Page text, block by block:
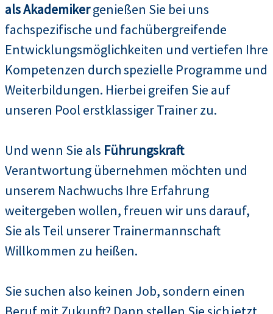
als Akademikergenießen Sie bei uns
fachspezifische und fachübergreifende
Entwicklungsmöglichkeiten und vertiefen Ihre
Kompetenzen durch spezielle Programme und
Weiterbildungen. Hierbei greifen Sie auf
unseren Pool erstklassiger Trainer zu.
Und wenn Sie als Führungskraft
Verantwortung übernehmen möchten und
unserem Nachwuchs Ihre Erfahrung
weitergeben wollen, freuen wir uns darauf,
Sie als Teil unserer Trainermannschaft
Willkommen zu heißen.
Sie suchen also keinen Job, sondern einen